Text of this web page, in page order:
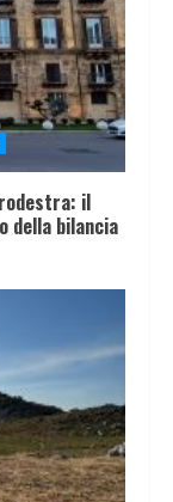
il
della bilancia